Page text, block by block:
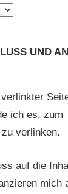
UND
ich es, zum
verlinken.
auf die
mich